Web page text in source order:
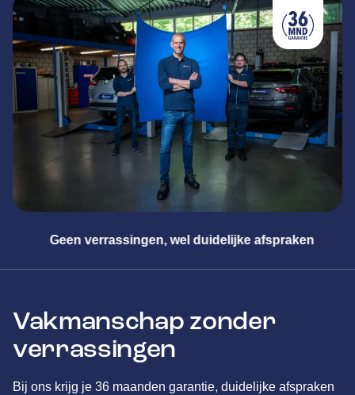
Geen verrassingen, wel duidelijke afspraken
Vakmanschap zonder
verrassingen
Bij ons krijg je 36 maanden garantie, duidelijke afspraken